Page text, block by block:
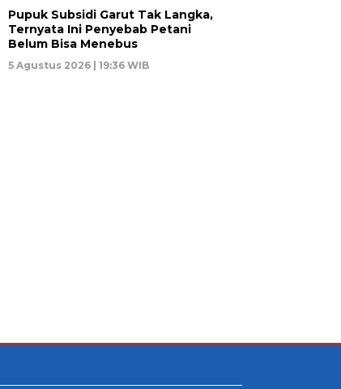
Pupuk Subsidi Garut Tak Langka,
Ternyata Ini Penyebab Petani
Belum Bisa Menebus
5 Agustus 2026 | 19:36 WIB